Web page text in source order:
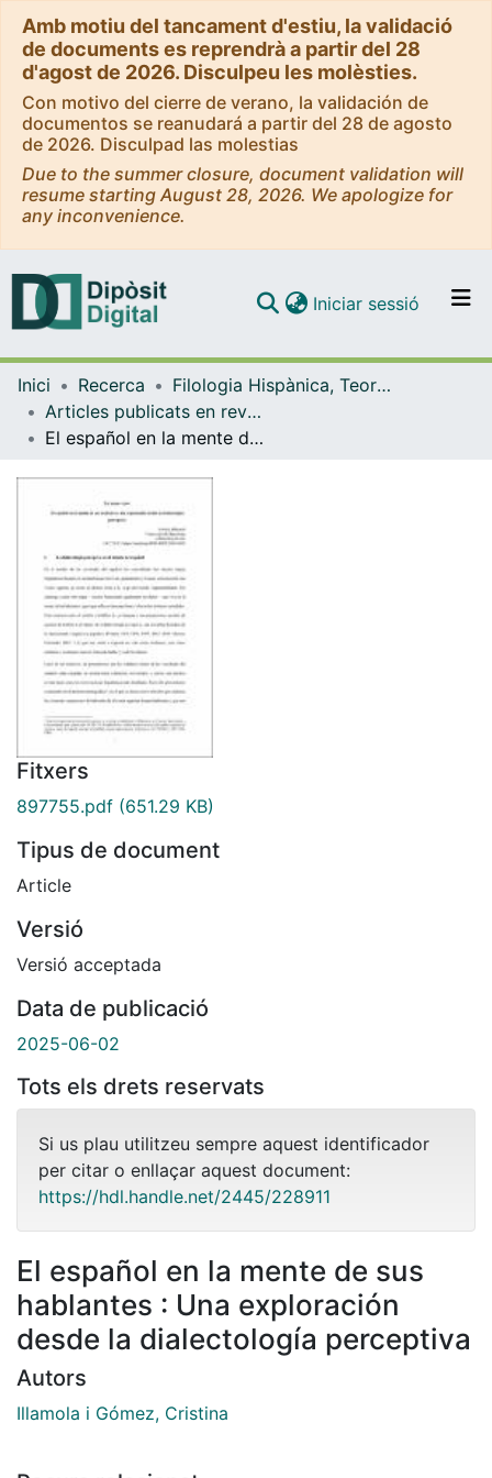
Amb motiu del tancament d'estiu, la validació
de documents es reprendrà a partir del 28
d'agost de 2026. Disculpeu les molèsties.
Con motivo del cierre de verano, la validación de
documentos se reanudará a partir del 28 de agosto
de 2026. Disculpad las molestias
Due to the summer closure, document validation will
resume starting August 28, 2026. We apologize for
any inconvenience.
Navega per tot el DD
Com publicar
Iniciar sessió (current)
Inici Recerca
Filologia Hispànica, Teoria de la Literatura i Comunicació
Articles publicats en revistes (Filologia Hispànica, Teoria de la Literatura i Comunicació)
El español en la mente de sus hablantes : Una exploración desde la dialectología perceptiva
Fitxers
897755.pdf (651.29 KB)
Tipus de document
Article
Versió
Versió acceptada
Data de publicació
2025-06-02
Tots els drets reservats
Si us plau utilitzeu sempre aquest identificador
per citar o enllaçar aquest document:
https://hdl.handle.net/2445/228911
El español en la mente de sus
hablantes : Una exploración
desde la dialectología perceptiva
Autors
Illamola i Gómez, Cristina